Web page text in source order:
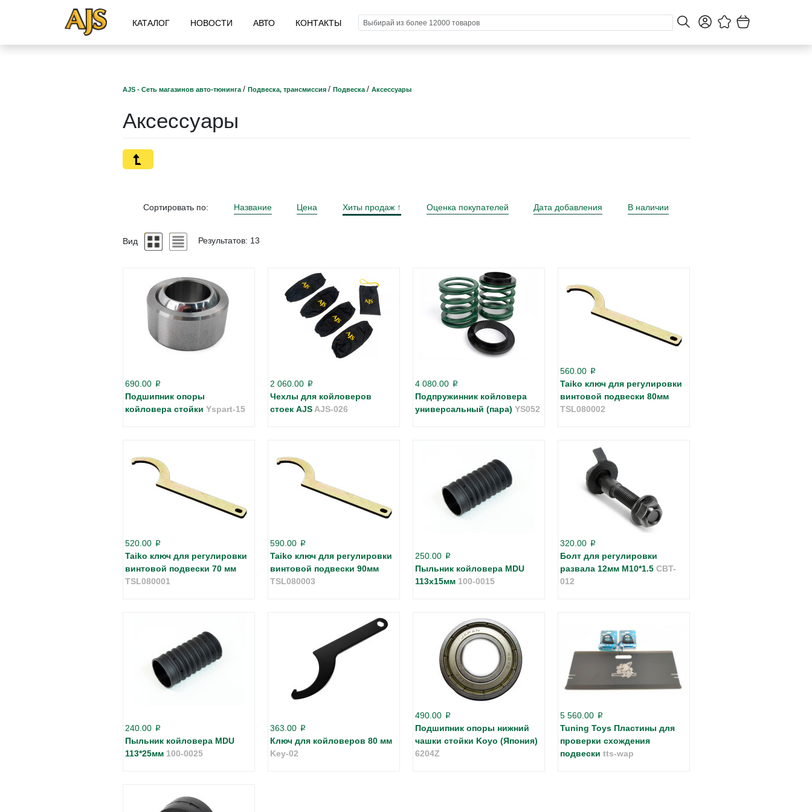
КАТАЛОГ НОВОСТИ АВТО КОНТАКТЫ
AJS - Сеть магазинов авто-тюнинга / Подвеска, трансмиссия / Подвеска / Аксессуары
Аксессуары
Сортировать по: Название Цена Хиты продаж Оценка покупателей Дата добавления В наличии
Вид Результатов: 13
690.00 p
Подшипник опоры
койловера стойки Yspart-15
2 060.00 p
Чехлы для койловеров
стоек AJS AJS-026
4 080.00 p
Подпружинник койловера
универсальный (пара) YS052
560.00 p
Taiko ключ для регулировки
винтовой подвески 80мм
TSL080002
520.00 p
Taiko ключ для регулировки
винтовой подвески 70 мм
TSL080001
590.00 p
Taiko ключ для регулировки
винтовой подвески 90мм
TSL080003
250.00 p
Пыльник койловера MDU
113х15мм 100-0015
320.00 p
Болт для регулировки
развала 12мм M10*1.5 CBT-
012
240.00 p
Пыльник койловера MDU
113*25мм 100-0025
363.00 p
Ключ для койловеров 80 мм
Key-02
490.00 p
Подшипник опоры нижний
чашки стойки Koyo (Япония)
6204Z
5 560.00 p
Tuning Toys Пластины для
проверки схождения
подвески tts-wap